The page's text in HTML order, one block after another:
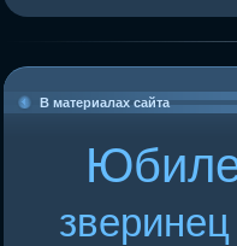
В материалах сайта
зверинец